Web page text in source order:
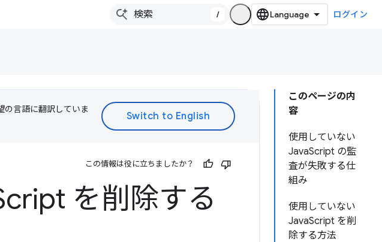
/ ログイン
このページの内
容
使用していない
JavaScript の監
査が失敗する仕
組み
使用していない
JavaScript を削
除する方法
の言語に翻訳していま
この情報は役に立ちましたか？
を削除する